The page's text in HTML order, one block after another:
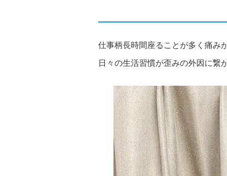
仕事柄長時間座ることが多く痛み
日々の生活習慣が歪みの外因に繋